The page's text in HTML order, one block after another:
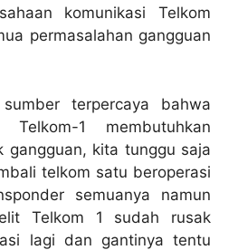
komunikasi Telkom
permasalahan gangguan
terpercaya bahwa
Telkom-1 membutuhkan
gangguan, kita tunggu saja
telkom satu beroperasi
semuanya namun
Telkom 1 sudah rusak
lagi dan gantinya tentu